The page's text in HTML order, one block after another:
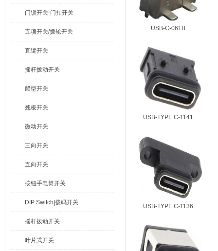
门锁开关-门扣开关
五项开关/拨轮开关
直键开关
摇杆拨动开关
船型开关
翘板开关
微动开关
三向开关
五向开关
按钮手电筒开关
DIP Switch|拨码开关
摇杆拨动开关
叶片式开关
USB-C-061B
USB-TYPE C-1141
USB-TYPE C-1136